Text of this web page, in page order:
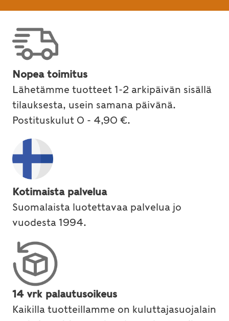
Nopea toimitus
Lähetämme tuotteet 1-2 arkipäivän sisällä
tilauksesta, usein samana päivänä.
Postituskulut 0 - 4,90 €.
Kotimaista palvelua
Suomalaista luotettavaa palvelua jo
vuodesta 1994.
14 vrk palautusoikeus
Kaikilla tuotteillamme on kuluttajasuojalain